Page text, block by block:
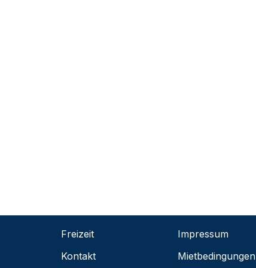
Freizeit
Kontakt
Impressum
Mietbedingungen